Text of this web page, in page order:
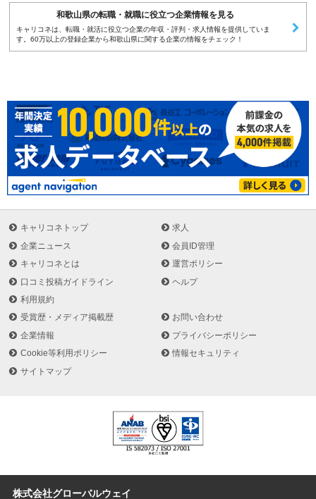
和歌山県の転職・就職に役立つ企業情報を見る
キャリコネは、転職・就活に役立つ企業の年収・評判・求人情報を提供していま
す。60万以上の登録企業から和歌山県に関する企業の情報をチェック！
キャリコネトップ
求人
企業ニュース
会員ID管理
キャリコネとは
運営ポリシー
口コミ投稿ガイドライン
ヘルプ
利用規約
受賞歴・メディア掲載歴
お問い合わせ
企業情報
プライバシーポリシー
Cookie等利用ポリシー
情報セキュリティ
サイトマップ
株式会社グローバルウェイ